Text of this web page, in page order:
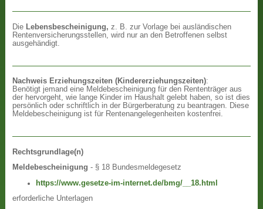
Die Lebensbescheinigung, z. B. zur Vorlage bei ausländischen
Rentenversicherungsstellen, wird nur an den Betroffenen selbst
ausgehändigt.
Nachweis Erziehungszeiten (Kindererziehungszeiten):
Benötigt jemand eine Meldebescheinigung für den Rententräger aus
der hervorgeht, wie lange Kinder im Haushalt gelebt haben, so ist dies
persönlich oder schriftlich in der Bürgerberatung zu beantragen. Diese
Meldebescheinigung ist für Rentenangelegenheiten kostenfrei.
Rechtsgrundlage(n)
Meldebescheinigung - § 18 Bundesmeldegesetz
https://www.gesetze-im-internet.de/bmg/__18.html
erforderliche Unterlagen